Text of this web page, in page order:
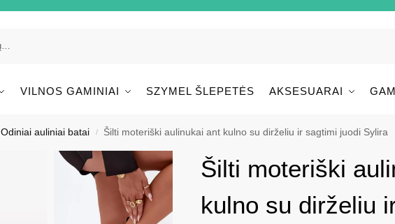
VILNOS GAMINIAI SZYMEL ŠLEPETĖS AKSESUARAI
Odiniai auliniai batai / Šilti moteriški aulinukai ant kulno su dirželiu ir sagtimi juodi Sylira
Šilti moteriški
kulno su dirželiu